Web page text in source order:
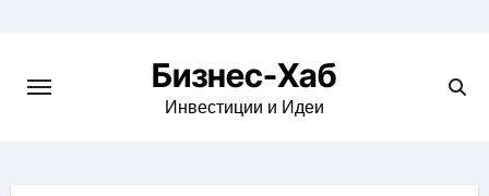
content
Бизнес-Хаб
Инвестиции и Идеи